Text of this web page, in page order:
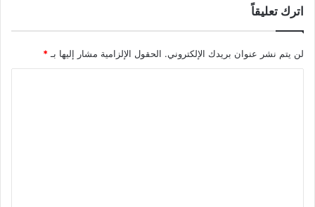
اترك تعليقاً
لن يتم نشر عنوان بريدك الإلكتروني. الحقول الإلزامية مشار إليها بـ *